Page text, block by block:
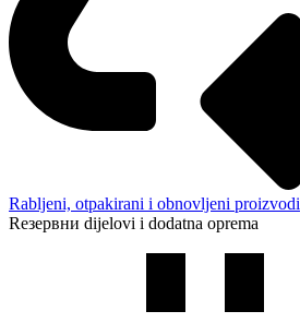
Rabljeni, otpakirani i obnovljeni proizvodi
Rезервни dijelovi i dodatna oprema